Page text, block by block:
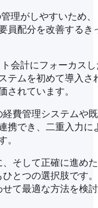
理がしやすいため
員配分を改善するき
会計にフォーカス
テムを初めて導入さ
されています。
経費管理システムや
携でき、二重入力に
。
そして正確に進め
とつの選択肢です
て最適な方法を検